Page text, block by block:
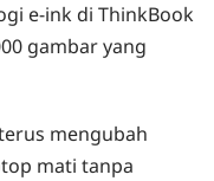
e-ink di ThinkBook
gambar yang
mengubah
mati tanpa